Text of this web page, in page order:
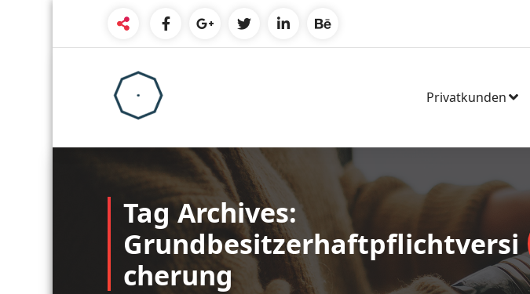
content
Privatkunden
Tag Archives:
Grundbesitzerhaftpflichtversi
cherung